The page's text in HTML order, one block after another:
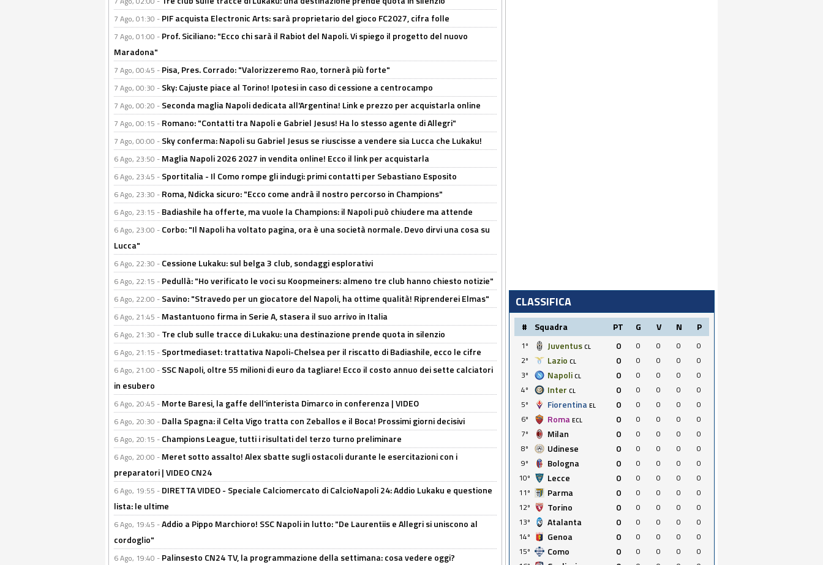
7 Ago, 01:30 - PIF acquista Electronic Arts: sarà proprietario del gioco FC2027, cifra folle
7 Ago, 01:00 - Prof. Siciliano: "Ecco chi sarà il Rabiot del Napoli. Vi spiego il progetto del nuovo
Maradona"
7 Ago, 00:45 - Pisa, Pres. Corrado: "Valorizzeremo Rao, tornerà più forte"
7 Ago, 00:30 - Sky: Cajuste piace al Torino! Ipotesi in caso di cessione a centrocampo
7 Ago, 00:20 - Seconda maglia Napoli dedicata all'Argentina! Link e prezzo per acquistarla online
7 Ago, 00:15 - Romano: "Contatti tra Napoli e Gabriel Jesus! Ha lo stesso agente di Allegri"
7 Ago, 00:00 - Sky conferma: Napoli su Gabriel Jesus se riuscisse a vendere sia Lucca che Lukaku!
6 Ago, 23:50 - Maglia Napoli 2026 2027 in vendita online! Ecco il link per acquistarla
6 Ago, 23:45 - Sportitalia - Il Como rompe gli indugi: primi contatti per Sebastiano Esposito
6 Ago, 23:30 - Roma, Ndicka sicuro: "Ecco come andrà il nostro percorso in Champions"
6 Ago, 23:15 - Badiashile ha offerte, ma vuole la Champions: il Napoli può chiudere ma attende
6 Ago, 23:00 - Corbo: "Il Napoli ha voltato pagina, ora è una società normale. Devo dirvi una cosa su
Lucca"
6 Ago, 22:30 - Cessione Lukaku: sul belga 3 club, sondaggi esplorativi
6 Ago, 22:15 - Pedullà: "Ho verificato le voci su Koopmeiners: almeno tre club hanno chiesto notizie"
6 Ago, 22:00 - Savino: "Stravedo per un giocatore del Napoli, ha ottime qualità! Riprenderei Elmas"
6 Ago, 21:45 - Mastantuono firma in Serie A, stasera il suo arrivo in Italia
6 Ago, 21:30 - Tre club sulle tracce di Lukaku: una destinazione prende quota in silenzio
6 Ago, 21:15 - Sportmediaset: trattativa Napoli-Chelsea per il riscatto di Badiashile, ecco le cifre
6 Ago, 21:00 - SSC Napoli, oltre 55 milioni di euro da tagliare! Ecco il costo annuo dei sette calciatori
in esubero
6 Ago, 20:45 - Morte Baresi, la gaffe dell'interista Dimarco in conferenza | VIDEO
6 Ago, 20:30 - Dalla Spagna: il Celta Vigo tratta con Zeballos e il Boca! Prossimi giorni decisivi
6 Ago, 20:15 - Champions League, tutti i risultati del terzo turno preliminare
6 Ago, 20:00 - Meret sotto assalto! Alex sbatte sugli ostacoli durante le esercitazioni con i
preparatori | VIDEO CN24
6 Ago, 19:55 - DIRETTA VIDEO - Speciale Calciomercato di CalcioNapoli 24: Addio Lukaku e questione
lista: le ultime
6 Ago, 19:45 -Addio a Pippo Marchioro! SSC Napoli in lutto: "De Laurentiis e Allegri si uniscono al
cordoglio"
6 Ago, 19:40 - Palinsesto CN24 TV, la programmazione della settimana: cosa vedere oggi?
CLASSIFICA
# Squadra PT G V N P
1º Juventus CL 0 0 0 0
0
2º
Lazio CL 0 0 0 0
0
3º
Napoli CL 0 0 0 0
0
4º
Inter CL 0 0 0 0
0
5º
Fiorentina EL 0 0 0 0
0
6º
Roma ECL 0 0 0 0
0
7º
Milan 0 0 0 0
0
8º
Udinese 0 0 0 0
0
9º
Bologna 0 0 0 0
0
10º
Lecce 0 0 0 0
0
11º
Parma 0 0 0 0
0
12º
Torino 0 0 0 0
0
13º
Atalanta 0 0 0 0
0
14º
Genoa 0 0 0 0
0
15º
Como 0 0 0 0
0